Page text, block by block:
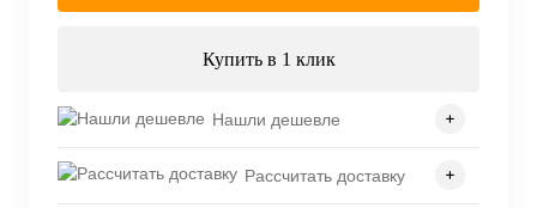
Купить в 1 клик
Нашли дешевле
Рассчитать доставку